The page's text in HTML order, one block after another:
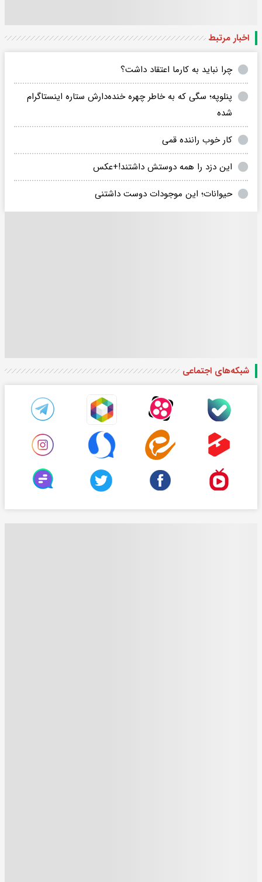
اخبار مرتبط
چرا نباید به کارما اعتقاد داشت؟
پنلوپه؛ سگی که به خاطر چهره خنده‌دارش ستاره اینستاگرام
شده
کار خوب راننده قمی
این دزد را همه دوستش داشتند!+عکس
حیوانات؛ این موجودات دوست داشتنی
شبکه‌های اجتماعی